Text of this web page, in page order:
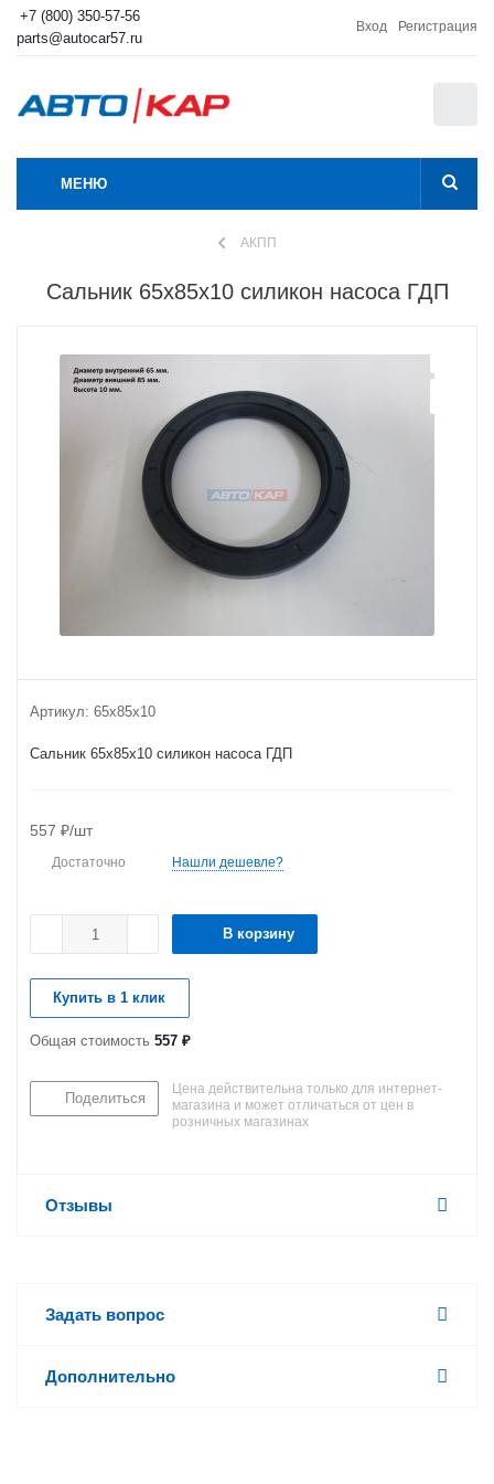
+7 (800) 350-57-56
parts@autocar57.ru
Вход Регистрация
МЕНЮ
АКПП
Сальник 65х85х10 силикон насоса ГДП
Артикул: 65х85х10
Сальник 65х85х10 силикон насоса ГДП
557 ₽/шт
Достаточно Нашли дешевле?
В корзину
Купить в 1 клик
Общая стоимость 557 ₽
Поделиться
Цена действительна только для интернет-
магазина и может отличаться от цен в
розничных магазинах
Отзывы
Задать вопрос
Дополнительно